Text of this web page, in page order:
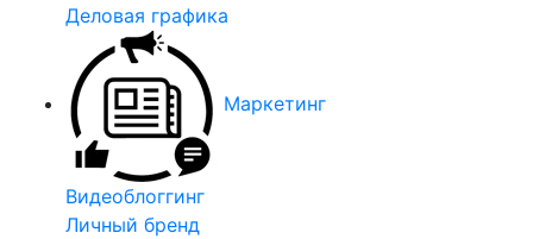
Деловая графика
Маркетинг
Видеоблоггинг
Личный бренд